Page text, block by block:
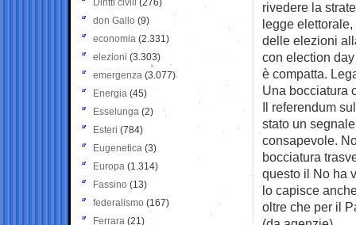
rivedere la
legge
delle elezioni
con election
è compatta.
Una bocciatura
Il referendum
stato un
consapevole.
bocciatura
questo il No ha
lo capisce
oltre che per il
Diritti civili (276)
don Gallo (9)
economia (2.331)
elezioni (3.303)
emergenza (3.077)
Energia (45)
Esselunga (2)
Esteri (784)
Eugenetica (3)
Europa (1.314)
Fassino (13)
federalismo (167)
Ferrara (21)